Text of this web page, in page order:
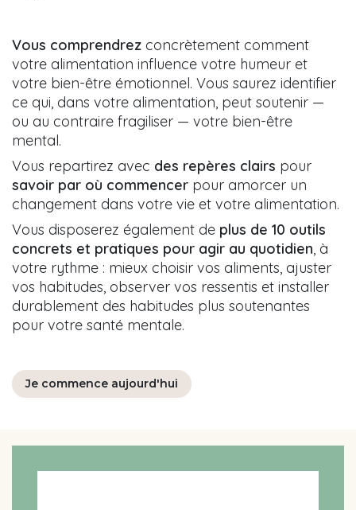
Vous comprendrez concrètement comment
votre alimentation influence votre humeur et
votre bien-être émotionnel. Vous saurez identifier
ce qui, dans votre alimentation, peut soutenir —
ou au contraire fragiliser — votre bien-être
mental.
Vous repartirez avec des repères clairs pour
savoir par où commencer pour amorcer un
changement dans votre vie et votre alimentation.
Vous disposerez également de plus de 10 outils
concrets et pratiques pour agir au quotidien, à
votre rythme : mieux choisir vos aliments, ajuster
vos habitudes, observer vos ressentis et installer
durablement des habitudes plus soutenantes
pour votre santé mentale.
Je commence aujourd'hui